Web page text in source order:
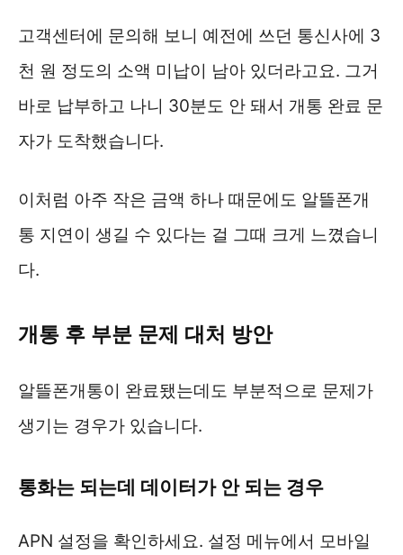
고객센터에 문의해 보니 예전에 쓰던 통신사에 3
천 원 정도의 소액 미납이 남아 있더라고요. 그거
바로 납부하고 나니 30분도 안 돼서 개통 완료 문
자가 도착했습니다.
이처럼 아주 작은 금액 하나 때문에도 알뜰폰개
통 지연이 생길 수 있다는 걸 그때 크게 느꼈습니
다.
개통 후 부분 문제 대처 방안
알뜰폰개통이 완료됐는데도 부분적으로 문제가
생기는 경우가 있습니다.
통화는 되는데 데이터가 안 되는 경우
APN 설정을 확인하세요. 설정 메뉴에서 모바일